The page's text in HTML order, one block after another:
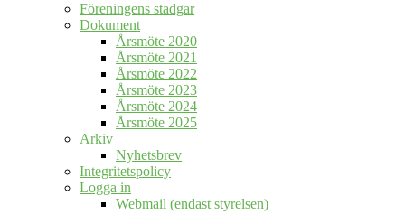
Föreningens stadgar
Dokument
Årsmöte 2020
Årsmöte 2021
Årsmöte 2022
Årsmöte 2023
Årsmöte 2024
Årsmöte 2025
Arkiv
Nyhetsbrev
Integritetspolicy
Logga in
Webmail (endast styrelsen)